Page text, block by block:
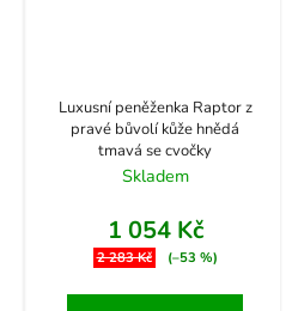
Luxusní peněženka Raptor z
pravé bůvolí kůže hnědá
tmavá se cvočky
Skladem
1 054 Kč
2 283 Kč (–53 %)